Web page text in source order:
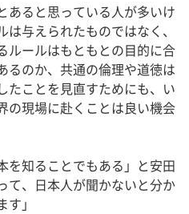
ると思っている人が多いけ
与えられたものではなく、
ルールはもともとの目的に合
るのか、共通の倫理や道徳は
たことを見直すためにも、い
の現場に赴くことは良い機会
知ることでもある」と安田
て、日本人が聞かないと分か
」